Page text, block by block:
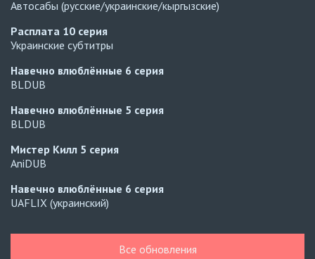
Автосабы (русские/украинские/кыргызские)
Расплата 10 серия
Украинские субтитры
Навечно влюблённые 6 серия
BLDUB
Навечно влюблённые 5 серия
BLDUB
Мистер Килл 5 серия
AniDUB
Навечно влюблённые 6 серия
UAFLIX (украинский)
Все обновления